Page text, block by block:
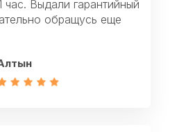
час. Выдали гарантийный
обращусь еще
электроплиты и ремонт
за быстрый сервис.
приедут так быстро.
причину поломки и
Спасибо